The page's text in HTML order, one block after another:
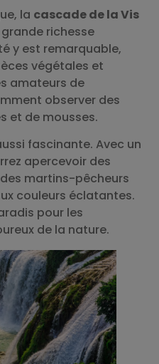
la cascade de la Vis
richesse
y est remarquable,
végétales et
amateurs de
observer des
et de mousses.
fascinante. Avec un
apercevoir des
martins-pêcheurs
couleurs éclatantes.
pour les
de la nature.